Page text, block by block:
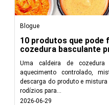
Blogue
10 produtos que pode
cozedura basculante
Uma caldeira de cozedura
aquecimento controlado,
descarga do produto e
rodízios para...
2026-06-29